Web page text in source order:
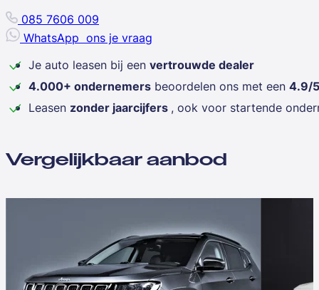
085 7606 009
WhatsApp ons je vraag
Je auto leasen bij een vertrouwde dealer
4.000+ ondernemers beoordelen ons met een 4.9/5
Leasen zonder jaarcijfers , ook voor startende
Vergelijkbaar aanbod